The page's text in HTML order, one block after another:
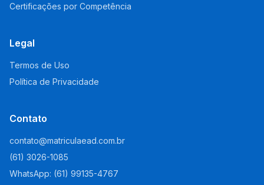
Certificações por Competência
Legal
Termos de Uso
Política de Privacidade
Contato
contato@matriculaead.com.br
(61) 3026-1085
WhatsApp: (61) 99135-4767